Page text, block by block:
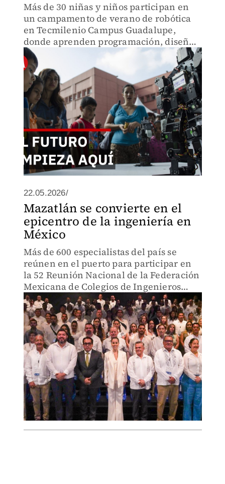
Más de 30 niñas y niños participan en
un campamento de verano de robótica
en Tecmilenio Campus Guadalupe,
donde aprenden programación, diseño
y construcción de robots mediante
actividades prácticas.
22.05.2026/
Mazatlán se convierte en el
epicentro de la ingeniería en
México
Más de 600 especialistas del país se
reúnen en el puerto para participar en
la 52 Reunión Nacional de la Federación
Mexicana de Colegios de Ingenieros
Civiles.